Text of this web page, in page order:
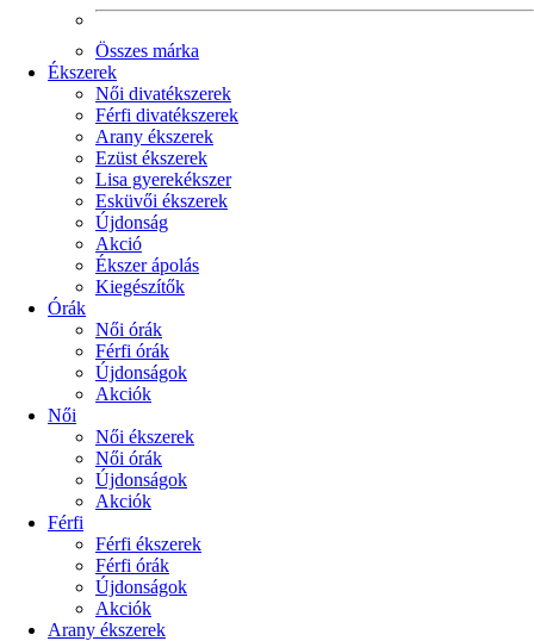
Összes márka
Ékszerek
Női divatékszerek
Férfi divatékszerek
Arany ékszerek
Ezüst ékszerek
Lisa gyerekékszer
Esküvői ékszerek
Újdonság
Akció
Ékszer ápolás
Kiegészítők
Órák
Női órák
Férfi órák
Újdonságok
Akciók
Női
Női ékszerek
Női órák
Újdonságok
Akciók
Férfi
Férfi ékszerek
Férfi órák
Újdonságok
Akciók
Arany ékszerek